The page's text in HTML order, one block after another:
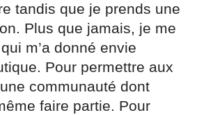
tandis que je prends une
Plus que jamais, je me
m’a donné envie
Pour permettre aux
communauté dont
faire partie. Pour